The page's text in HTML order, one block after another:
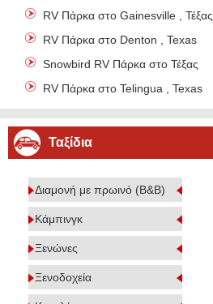
RV Πάρκα στο Gainesville , Τέξας
RV Πάρκα στο Denton , Texas
Snowbird RV Πάρκα στο Τέξας
RV Πάρκα στο Telingua , Texas
Ταξίδια
Διαμονή με πρωινό (B&B)
Κάμπινγκ
Ξενώνες
Ξενοδοχεία